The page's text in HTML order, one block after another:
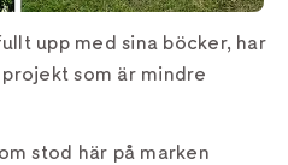
upp med sina böcker, har
som är mindre
stod här på marken